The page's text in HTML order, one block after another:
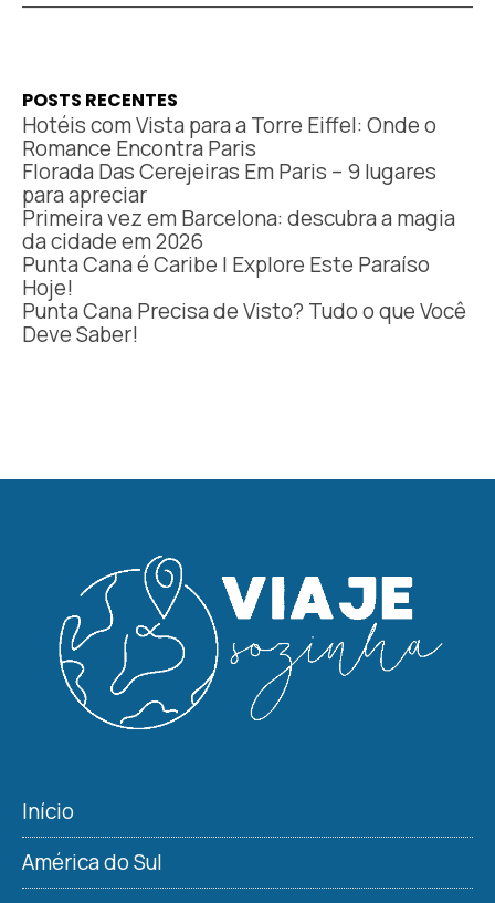
POSTS RECENTES
Hotéis com Vista para a Torre Eiffel: Onde o
Romance Encontra Paris
Florada Das Cerejeiras Em Paris – 9 lugares
para apreciar
Primeira vez em Barcelona: descubra a magia
da cidade em 2026
Punta Cana é Caribe | Explore Este Paraíso
Hoje!
Punta Cana Precisa de Visto? Tudo o que Você
Deve Saber!
Início
América do Sul